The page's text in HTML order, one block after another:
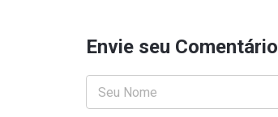
Envie seu Comentário